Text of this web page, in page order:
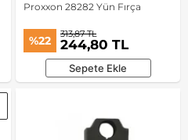
Proxxon 28282 Yün Fırça
%22 313,87 TL
244,80 TL
Sepete Ekle